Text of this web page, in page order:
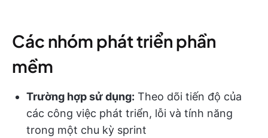
Các nhóm phát triển phần
mềm
Trường hợp sử dụng: Theo dõi tiến độ của
các công việc phát triển, lỗi và tính năng
trong một chu kỳ sprint